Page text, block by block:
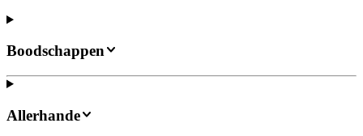
Boodschappen
Allerhande